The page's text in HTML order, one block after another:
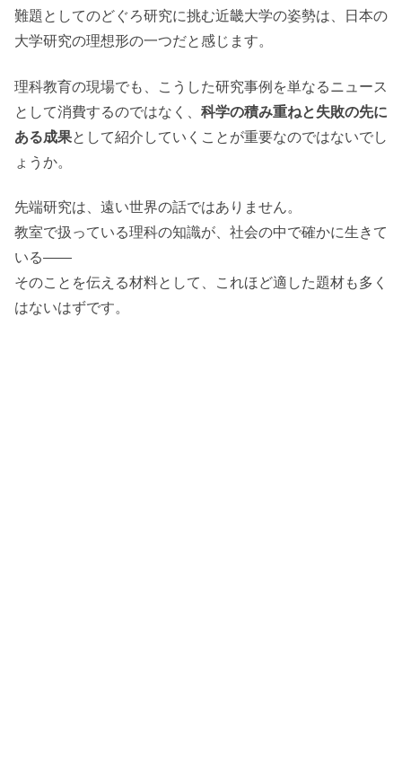
難題としてのどぐろ研究に挑む近畿大学の姿勢は、日本の
大学研究の理想形の一つだと感じます。
理科教育の現場でも、こうした研究事例を単なるニュース
として消費するのではなく、 科学の積み重ねと失敗の先に
ある成果として紹介していくことが重要なのではないでし
ょうか。
先端研究は、遠い世界の話ではありません。
教室で扱っている理科の知識が、社会の中で確かに生きて
いる――
そのことを伝える材料として、これほど適した題材も多く
はないはずです。